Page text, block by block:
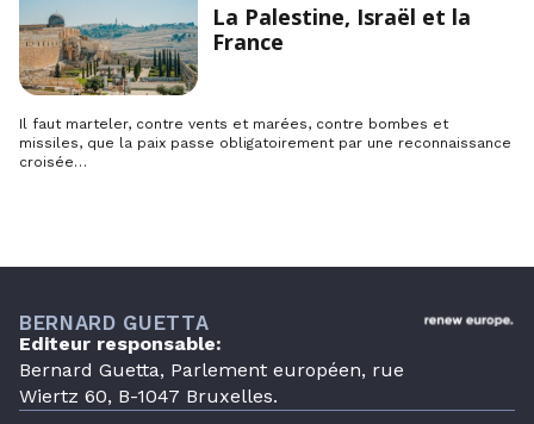
La Palestine, Israël et la
France
Il faut marteler, contre vents et marées, contre bombes et
missiles, que la paix passe obligatoirement par une reconnaissance
croisée…
BERNARD GUETTA
Editeur responsable:
Bernard Guetta, Parlement européen, rue
Wiertz 60, B-1047 Bruxelles.